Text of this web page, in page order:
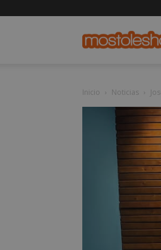
Inicio Noticias